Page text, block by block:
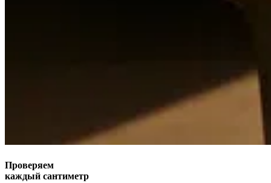
Проверяем
каждый сантиметр